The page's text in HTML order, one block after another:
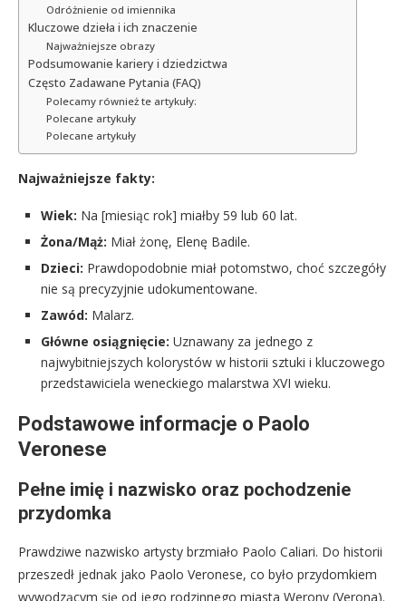
Odróżnienie od imiennika
Kluczowe dzieła i ich znaczenie
Najważniejsze obrazy
Podsumowanie kariery i dziedzictwa
Często Zadawane Pytania (FAQ)
Polecamy również te artykuły:
Polecane artykuły
Polecane artykuły
Najważniejsze fakty:
Wiek: Na [miesiąc rok] miałby 59 lub 60 lat.
Żona/Mąż: Miał żonę, Elenę Badile.
Dzieci: Prawdopodobnie miał potomstwo, choć szczegóły
nie są precyzyjnie udokumentowane.
Zawód: Malarz.
Główne osiągnięcie: Uznawany za jednego z
najwybitniejszych kolorystów w historii sztuki i kluczowego
przedstawiciela weneckiego malarstwa XVI wieku.
Podstawowe informacje o Paolo
Veronese
Pełne imię i nazwisko oraz pochodzenie
przydomka
Prawdziwe nazwisko artysty brzmiało Paolo Caliari. Do historii
przeszedł jednak jako Paolo Veronese, co było przydomkiem
wywodzącym się od jego rodzinnego miasta Werony (Verona).